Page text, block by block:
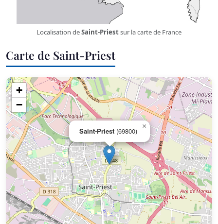
Localisation deSaint-Priestsur la carte de France
Carte de Saint-Priest
Saint-Priest (69800)
×
+
−